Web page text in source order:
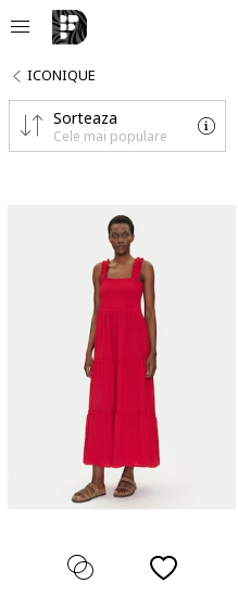
ICONIQUE
Sorteaza
Cele mai populare